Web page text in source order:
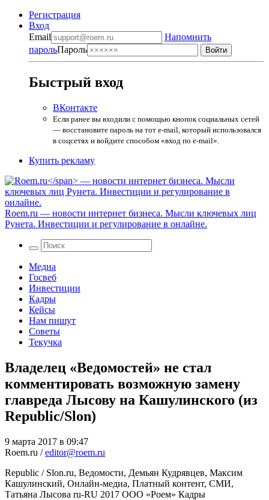
Регистрация
Вход
Email
Напомнить
парольПароль
Быстрый вход
ВКонтакте
Если ранее вы входили с помощью кнопок социальных сетей
— восстановите пароль на тот e-mail, который использовался
в соцсетях и войдите способом «вход по e-mail».
Купить рекламу
Roem.ru — новости интернет бизнеса. Мысли ключевых лиц
Рунета. Инвестиции и регулирование в онлайне.
Медиа
Госвеб
Инвестиции
Кадры
Кейсы
Нам пишут
Советы
Текучка
Владелец «Ведомостей» не стал
комментировать возможную замену
главреда Лысову на Кашулинского (из
Republic/Slon)
9 марта 2017 в 09:47
Roem.ru /editor@roem.ru
Republic / Slon.ru, Ведомости, Демьян Кудрявцев, Максим
Кашулинский, Онлайн-медиа, Платный контент, СМИ,
Татьяна Лысова ru-RU 2017 ООО «Роем» Кадры